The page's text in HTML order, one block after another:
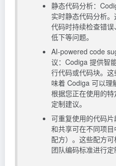
静态代码分析：
实时静态代码分析
代码时持续检查错
低下等问题。
AI-powered code
议：Codiga 提供智
行代码或代码块。
味着 Codiga 可以理
根据您正在使用的
定制建议。
可重复使用的代码
和共享可在不同项
配方）。这些配方
团队编码标准进行定